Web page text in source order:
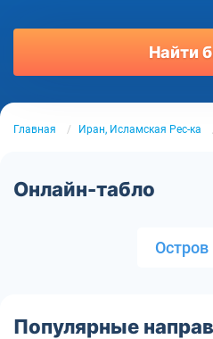
Найти
Главная Иран, Исламская Рес-ка
Онлайн-табло
Популярные